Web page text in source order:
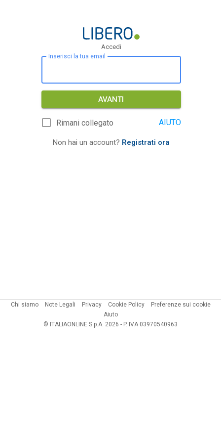
Accedi
Inserisci la tua email
AVANTI
Rimani collegato AIUTO
Non hai un account? Registrati ora
Chi siamo Note Legali Privacy Cookie Policy
Preferenze sui cookie
Aiuto
© ITALIAONLINE S.p.A. 2026 - P. IVA 03970540963